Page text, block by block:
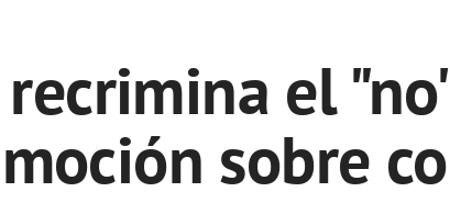
recrimina el
moción sobre